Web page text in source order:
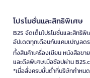
โปรโมชั่นและสิทธิพิเศษ
B2S จัดเต็มโปรโมชั่นและสิทธิ
อัปเดตทุกเดือนกับแคมเปญลดร
ทั้งสินค้าเครื่องเขียน หนังสือข
และดีลพิเศษเมื่อช้อปผ่าน
*เมื่อสั่งครบขั้นต่ำที่บริษัทกำหนด